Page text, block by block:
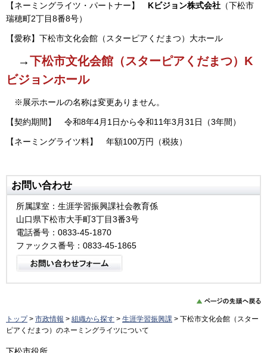
【ネーミングライツ・パートナー】 Kビジョン株式会社 （下松市
瑞穂町2丁目8番8号）
【愛称】下松市文化会館（スターピアくだまつ）大ホール
→下松市文化会館（スターピアくだまつ）K
ビジョンホール
※展示ホールの名称は変更ありません。
【契約期間】 令和8年4月1日から令和11年3月31日（3年間）
【ネーミングライツ料】 年額100万円（税抜）
お問い合わせ
所属課室：生涯学習振興課社会教育係
山口県下松市大手町3丁目3番3号
電話番号：0833-45-1870
ファックス番号：0833-45-1865
トップ> 市政情報 > 組織から探す > 生涯学習振興課 > 下松市文化会館（スター
ピアくだまつ）のネーミングライツについて